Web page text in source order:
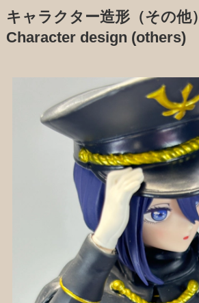
キャラクター造形（その他）
Character design (others)